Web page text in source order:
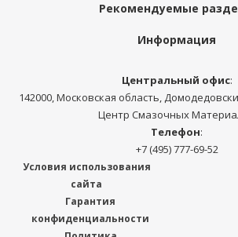
Рекомендуемые
Информация
Центральный офис:
142000, Московская область,
Центр Смазочных
Телефон:
+7 (495) 777-69-52
Условия использования
сайта
Гарантия
конфиденциальности